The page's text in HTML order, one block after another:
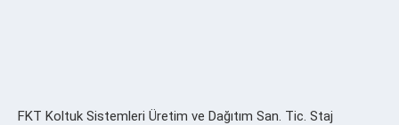
FKT Koltuk Sistemleri Üretim ve Dağıtım San. Tic. Staj